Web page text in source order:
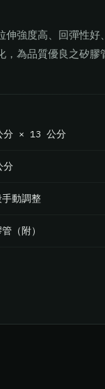
強度高、回彈性
為品質優良之矽膠
分 × 13 公分
分
動調整
（附）